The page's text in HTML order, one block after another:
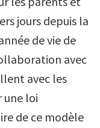
jours depuis la
de vie de
avec
avec les
une loi
de ce modèle